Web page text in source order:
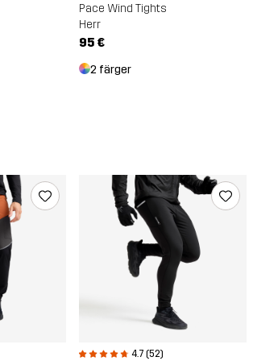
Pace Wind Tights
Herr
95 €
2 färger
4.7 (52)